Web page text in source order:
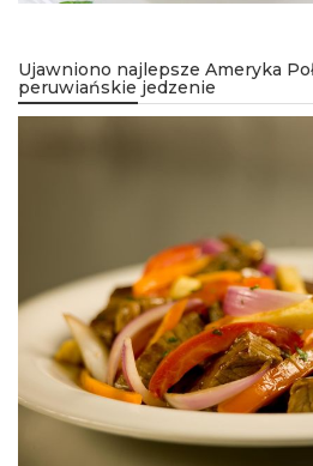
Ujawniono najlepsze Ameryka
peruwiańskie jedzenie